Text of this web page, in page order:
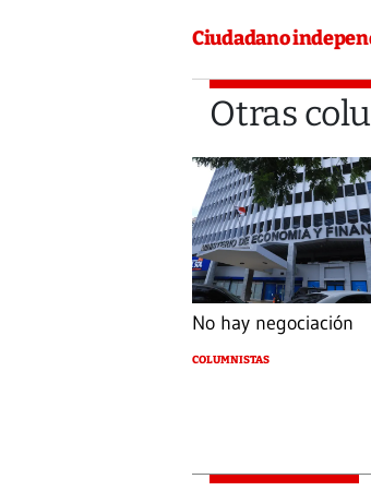
Ciudadano
Otras
No hay negociación
COLUMNISTAS